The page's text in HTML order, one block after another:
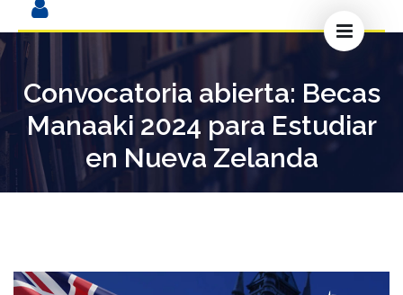
Convocatoria abierta: Becas
Manaaki 2024 para Estudiar
en Nueva Zelanda